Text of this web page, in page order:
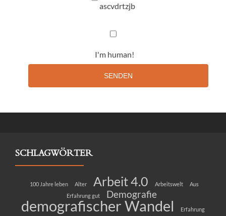
ascvdrtzjb
I'm human!
SENDEN
SCHLAGWÖRTER
100 Jahre leben Alter Arbeit 4.0 Arbeitswelt
Aus
Erfahrung gut
Demografie
demografischer Wandel
Erfahrung